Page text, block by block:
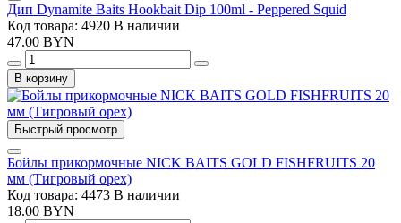
Дип Dynamite Baits Hookbait Dip 100ml - Peppered Squid
Код товара: 4920 В наличии
47.00 BYN
В корзину
Быстрый просмотр
Бойлы прикормочные NICK BAITS GOLD FISHFRUITS 20
мм (Тигровый орех)
Код товара: 4473 В наличии
18.00 BYN